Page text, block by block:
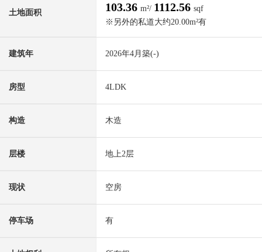
土地面积 103.36 m²/ 1112.56 sqf
※另外的私道大约20.00m²有
建筑年 2026年4月築(-)
房型 4LDK
构造 木造
层楼 地上2层
现状 空房
停车场 有